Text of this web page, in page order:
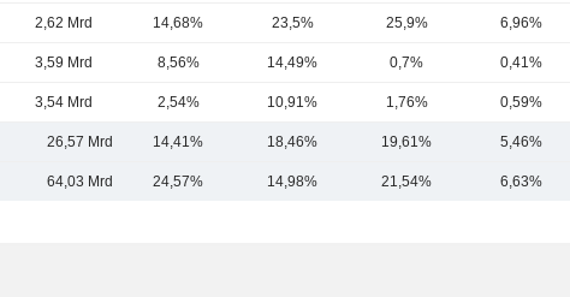
2,62 Mrd 14,68% 23,5% 25,9% 6,96%
3,59 Mrd 8,56% 14,49% 0,7% 0,41%
3,54 Mrd 2,54% 10,91% 1,76% 0,59%
26,57 Mrd 14,41% 18,46% 19,61% 5,46%
64,03 Mrd 24,57% 14,98% 21,54% 6,63%